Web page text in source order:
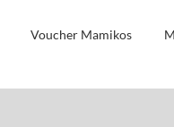
Voucher Mamikos